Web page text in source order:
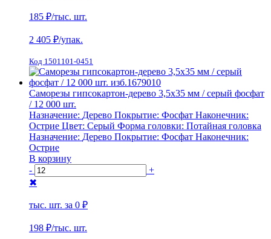
185 ₽/тыс. шт.
2 405 ₽/упак.
Код 1501101-0451
Саморезы гипсокартон-дерево 3,5х35 мм / серый фосфат
/ 12 000 шт.
Назначение: Дерево Покрытие: Фосфат Наконечник:
Острие Цвет: Серый Форма головки: Потайная головка
Назначение: Дерево Покрытие: Фосфат Наконечник:
Острие
В корзину
-
+
✖
тыс. шт. за 0 ₽
198 ₽/тыс. шт.